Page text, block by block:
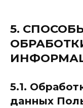
5.
5.1.
данных